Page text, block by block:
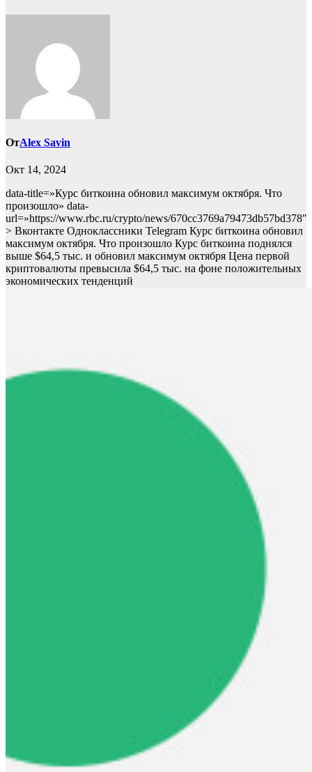
ОтAlex Savin
Окт 14, 2024
data-title=»Курс биткоина обновил максимум октября. Что
произошло» data-
url=»https://www.rbc.ru/crypto/news/670cc3769a79473db57bd378″
> Вконтакте Одноклассники Telegram Курс биткоина обновил
максимум октября. Что произошло Курс биткоина поднялся
выше $64,5 тыс. и обновил максимум октября Цена первой
криптовалюты превысила $64,5 тыс. на фоне положительных
экономических тенденций